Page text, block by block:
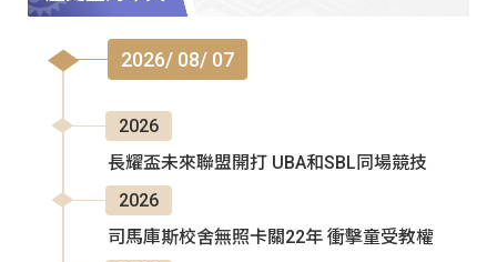
2026/ 08/ 07
2026
長耀盃未來聯盟開打 UBA和SBL同場競技
2026
司馬庫斯校舍無照卡關22年 衝擊童受教權